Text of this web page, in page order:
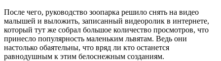
После чего, руководство зоопарка решило снять на видео
малышей и выложить, записанный видеоролик в интернете,
который тут же собрал большое количество просмотров, что
принесло популярность маленьким львятам. Ведь они
настолько обаятельны, что вряд ли кто останется
равнодушным к этим белоснежным созданиям.